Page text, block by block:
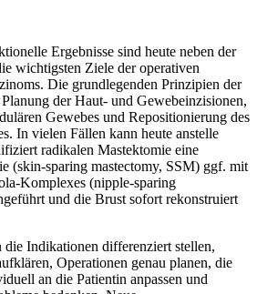
Ergebnisse sind heute neben der
wichtigsten Ziele der operativen
Die grundlegenden Prinzipien der
der Haut- und Gewebeinzisionen,
Gewebes und Repositionierung des
In vielen Fällen kann heute anstelle
radikalen Mastektomie eine
(skin-sparing mastectomy, SSM) ggf. mit
Komplexes (nipple-sparing
und die Brust sofort rekonstruiert
Indikationen differenziert stellen,
Operationen genau planen, die
an die Patientin anpassen und